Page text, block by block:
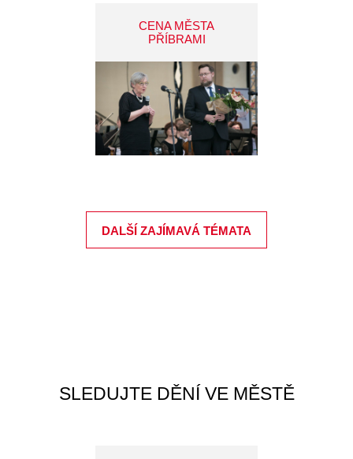
CENA MĚSTA
PŘÍBRAMI
DALŠÍ ZAJÍMAVÁ TÉMATA
SLEDUJTE DĚNÍ VE MĚSTĚ